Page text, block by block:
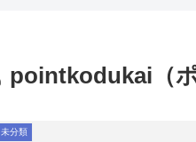
pointkodukai（ポ
未分類